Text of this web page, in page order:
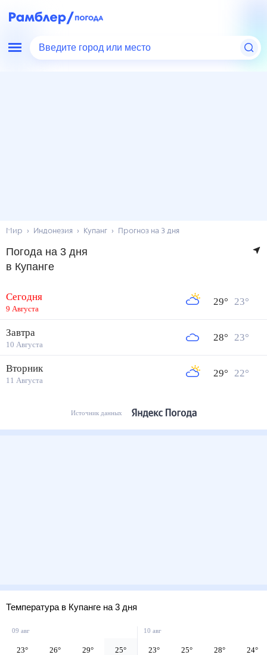
Введите город или место
Мир Индонезия Купанг Прогноз на 3 дня
Погода на 3 дня
в Купанге
Сегодня
9 Августа
29° 23°
Завтра
10 Августа
28° 23°
Вторник
11 Августа
29° 22°
Источник данных
Температура в Купанге на 3 дня
09 авг
23° 26° 29° 25°
10 авг
23° 25° 28° 24°